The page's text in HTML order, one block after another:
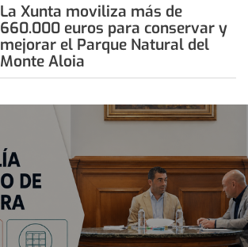
La Xunta moviliza más de
660.000 euros para conservar y
mejorar el Parque Natural del
Monte Aloia